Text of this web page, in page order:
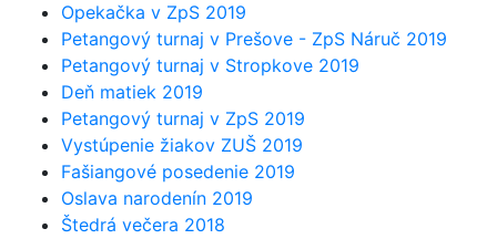
Opekačka v ZpS 2019
Petangový turnaj v Prešove - ZpS Náruč 2019
Petangový turnaj v Stropkove 2019
Deň matiek 2019
Petangový turnaj v ZpS 2019
Vystúpenie žiakov ZUŠ 2019
Fašiangové posedenie 2019
Oslava narodenín 2019
Štedrá večera 2018